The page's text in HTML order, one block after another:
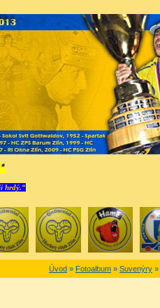
hrdý.“
Úvod » Fotoalbum » Suvenýry »